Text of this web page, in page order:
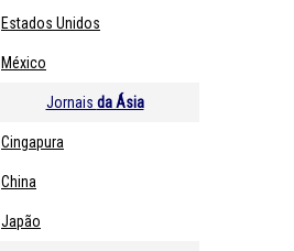
Estados Unidos
México
Jornais da Ásia
Cingapura
China
Japão